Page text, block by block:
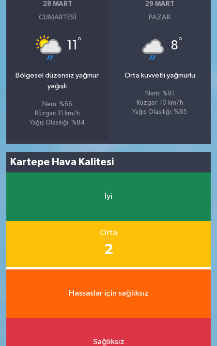
28 MART
CUMARTESI
11 °
Bölgesel düzensiz yağmur
yağışlı
Nem: %66
Rüzgar: 11 km/h
Yağış Olasılığı: %84
29 MART
PAZAR
8°
Orta kuvvetli yağmurlu
Nem: %91
Rüzgar: 10 km/h
Yağış Olasılığı: %85
Kartepe Hava Kalitesi
İyi
Orta
2
Hassaslar için sağlıksız
Sağlıksız